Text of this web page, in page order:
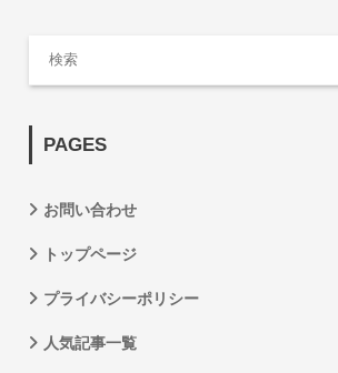
PAGES
お問い合わせ
トップページ
プライバシーポリシー
人気記事一覧